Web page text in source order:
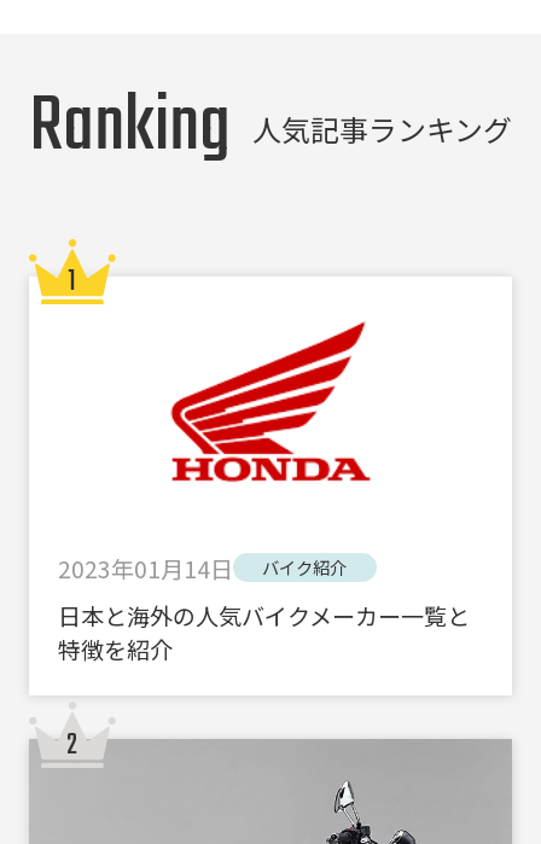
Ranking 人気記事ランキング
2023年01月14日 バイク紹介
日本と海外の人気バイクメーカー一覧と
特徴を紹介